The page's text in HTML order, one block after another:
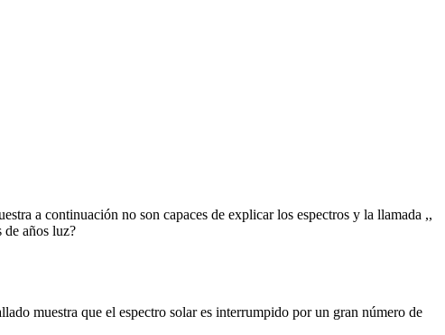
a continuación no son capaces de explicar los espectros y la llamada ,,
de años luz?
muestra que el espectro solar es interrumpido por un gran número de